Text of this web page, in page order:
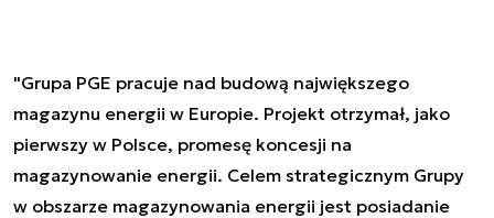
"Grupa PGE pracuje nad budową największego
magazynu energii w Europie. Projekt otrzymał, jako
pierwszy w Polsce, promesę koncesji na
magazynowanie energii. Celem strategicznym Grupy
w obszarze magazynowania energii jest posiadanie